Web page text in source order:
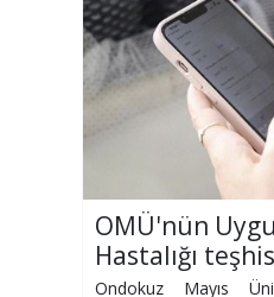
OMÜ'nün
Hastalığı
Ondokuz Mayıs